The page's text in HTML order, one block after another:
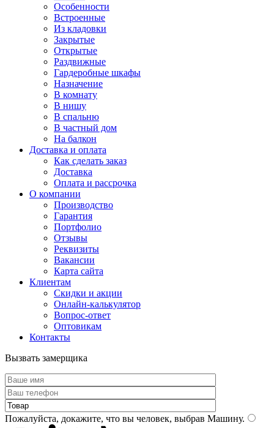
Особенности
Встроенные
Из кладовки
Закрытые
Открытые
Раздвижные
Гардеробные шкафы
Назначение
В комнату
В нишу
В спальню
В частный дом
На балкон
Доставка и оплата
Как сделать заказ
Доставка
Оплата и рассрочка
О компании
Производство
Гарантия
Портфолио
Отзывы
Реквизиты
Вакансии
Карта сайта
Клиентам
Скидки и акции
Онлайн-калькулятор
Вопрос-ответ
Оптовикам
Контакты
Вызвать замерщика
Пожалуйста, докажите, что вы человек, выбрав Машину.